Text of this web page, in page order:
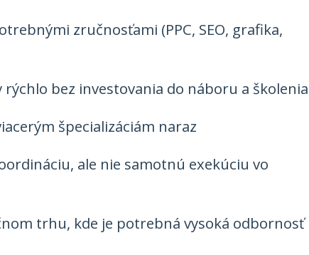
zručnosťami (PPC, SEO, grafika,
rýchlo bez investovania do náboru a školenia
špecializáciám naraz
ale nie samotnú exekúciu vo
trhu, kde je potrebná vysoká odbornosť